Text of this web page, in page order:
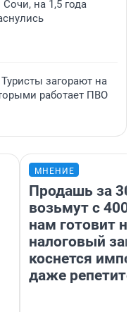
на 1,5 года
загорают на
работает ПВО
МНЕНИЕ
Продашь за
возьмут с
нам готовит
налоговый
коснется
даже